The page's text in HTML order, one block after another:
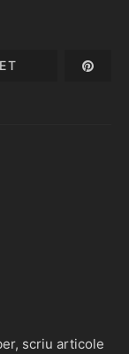
scriu articole